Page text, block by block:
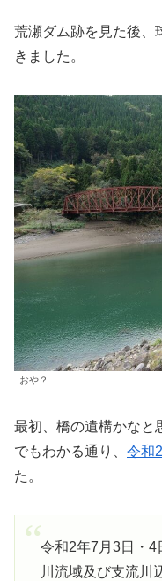
荒瀬ダム跡を見た後、
きました。
おや？
最初、橋の遺構かなと
でもわかる通り、 令和
た。
令和2年7月3日・4
川流域及び支流川